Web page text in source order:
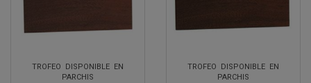
TROFEO DISPONIBLE EN
PARCHIS
TROFEO DISPONIBLE EN
PARCHIS